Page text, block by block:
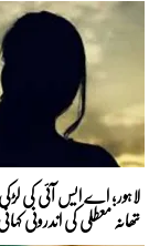
لاہور؛ اے ایس آئی کی
تھانہ معطلی کی اندرونی